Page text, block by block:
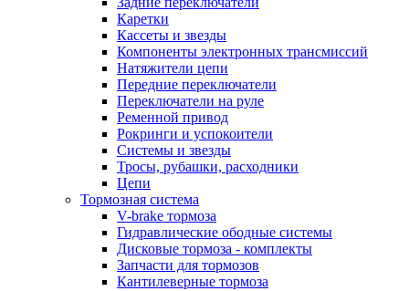
Каретки
Кассеты и звезды
Компоненты электронных трансмиссий
Натяжители цепи
Передние переключатели
Переключатели на руле
Ременной привод
Рокринги и успокоители
Системы и звезды
Тросы, рубашки, расходники
Цепи
Тормозная система
V-brake тормоза
Гидравлические ободные системы
Дисковые тормоза - комплекты
Запчасти для тормозов
Кантилеверные тормоза